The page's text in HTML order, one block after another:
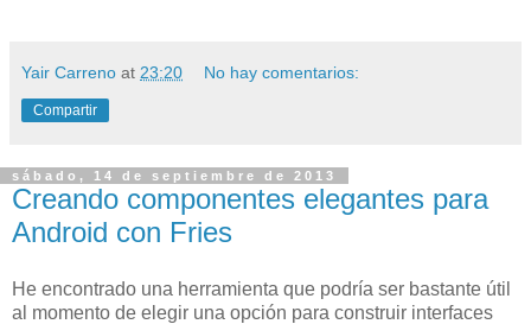
Yair Carreno at 23:20 No hay comentarios:
Compartir
sábado, 14 de septiembre de 2013
Creando componentes elegantes para
Android con Fries
He encontrado una herramienta que podría ser bastante útil
al momento de elegir una opción para construir interfaces